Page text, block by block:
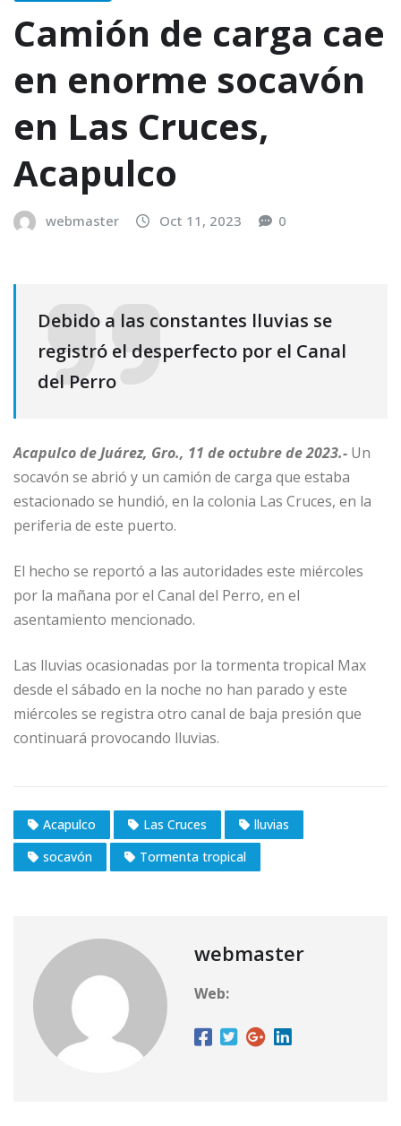
Camión de carga cae
en enorme socavón
en Las Cruces,
Acapulco
webmaster Oct 11, 2023 0
Debido a las constantes lluvias se
registró el desperfecto por el Canal
del Perro
Acapulco de Juárez, Gro., 11 de octubre de 2023.- Un
socavón se abrió y un camión de carga que estaba
estacionado se hundió, en la colonia Las Cruces, en la
periferia de este puerto.
El hecho se reportó a las autoridades este miércoles
por la mañana por el Canal del Perro, en el
asentamiento mencionado.
Las lluvias ocasionadas por la tormenta tropical Max
desde el sábado en la noche no han parado y este
miércoles se registra otro canal de baja presión que
continuará provocando lluvias.
Acapulco Las Cruces
lluvias
socavón
Tormenta tropical
webmaster
Web: